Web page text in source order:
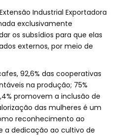
Industrial Exportadora
exclusivamente
os subsídios para que elas
externos, por meio de
92,6% das cooperativas
na produção; 75%
promovem a inclusão de
das mulheres é um
reconhecimento ao
a dedicação ao cultivo de